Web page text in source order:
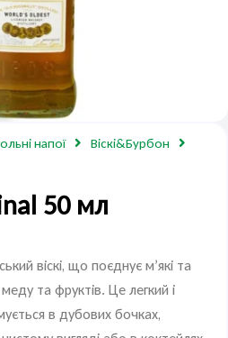
напої
Віскі&Бурбон
50 мл
віскі, що поєднує м’які та
та фруктів. Це легкий і
в дубових бочках,